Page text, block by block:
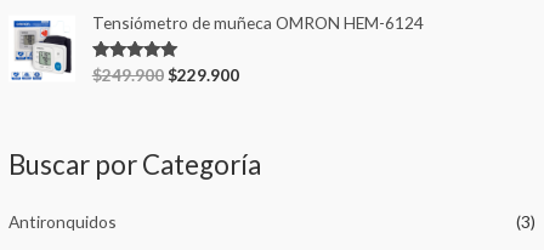
Tensiómetro de muñeca OMRON HEM-6124
Valorado en
$249.900$229.900
Buscar por Categoría
Antironquidos (3)